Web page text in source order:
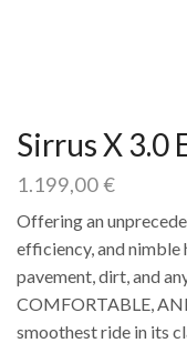
Sirrus X 3.0
1.199,00€
Offering an
efficiency, and nimble
pavement, dirt, and
COMFORTABLE,
smoothest ride in its